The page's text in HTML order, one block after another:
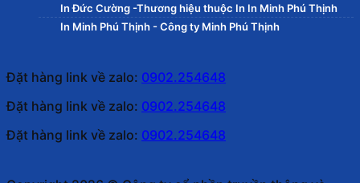
In Đức Cường -Thương hiệu thuộc In In Minh Phú Thịnh
In Minh Phú Thịnh - Công ty Minh Phú Thịnh
Đặt hàng link về zalo: 0902.254648
Đặt hàng link về zalo: 0902.254648
Đặt hàng link về zalo: 0902.254648